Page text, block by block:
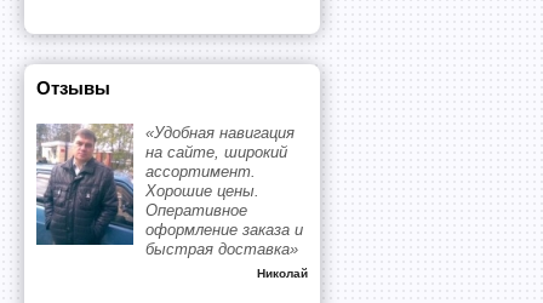
Отзывы
«Удобная навигация
на сайте, широкий
ассортимент.
Хорошие цены.
Оперативное
оформление заказа и
быстрая доставка»
Николай